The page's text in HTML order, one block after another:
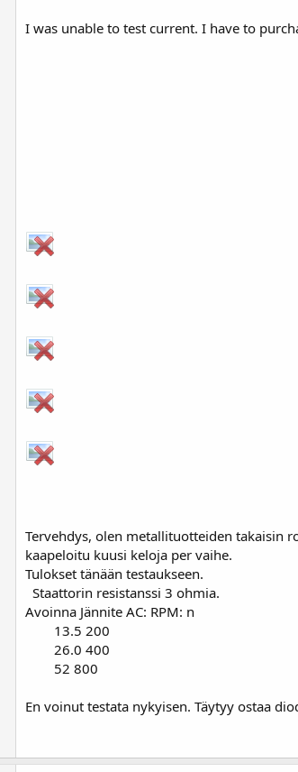
I was unable to test current. I have to
Tervehdys, olen metallituotteiden takaisin
kaapeloitu kuusi keloja per vaihe.
Tulokset tänään testaukseen.
Staattorin resistanssi 3 ohmia.
Avoinna Jännite AC: RPM: n
13.5 200
26.0 400
52 800
En voinut testata nykyisen. Täytyy ostaa